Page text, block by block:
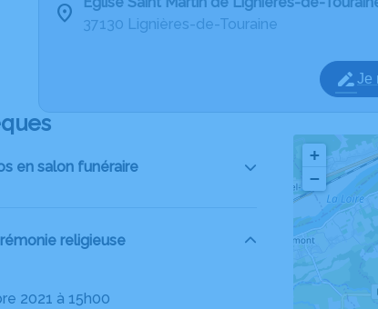
37130 Lignières-de-Touraine
Je
en salon funéraire
religieuse
2021 à 15h00
+
−